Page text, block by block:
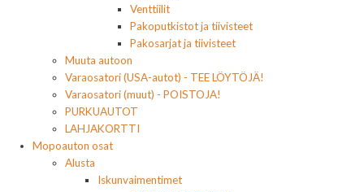
Venttiilit
Pakoputkistot ja tiivisteet
Pakosarjat ja tiivisteet
Muuta autoon
Varaosatori (USA-autot) - TEE LÖYTÖJÄ!
Varaosatori (muut) - POISTOJA!
PURKUAUTOT
LAHJAKORTTI
Mopoauton osat
Alusta
Iskunvaimentimet